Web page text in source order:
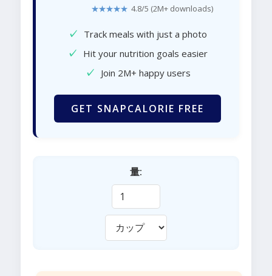
★★★★★ 4.8/5 (2M+ downloads)
✓ Track meals with just a photo
✓ Hit your nutrition goals easier
✓ Join 2M+ happy users
GET SNAPCALORIE FREE
量: